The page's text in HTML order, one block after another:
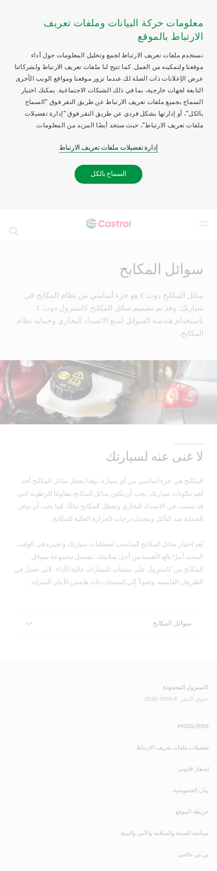
معلومات حركة البيانات وملفات تعريف
الارتباط بالموقع
نستخدم ملفات تعريف الارتباط لجمع وتحليل المعلومات حول أداء
موقعنا ولتمكينه من العمل. كما تتيح لنا ملفات تعريف الارتباط ولشركائنا
عرض الإعلانات ذات الصلة لك عندما تزور موقعنا ومواقع الويب الأخرى
التابعة لجهات خارجية، بما في ذلك الشبكات الاجتماعية. يمكنك اختيار
السماح بجميع ملفات تعريف الارتباط عن طريق النقر فوق "السماح
بالكل"، أو إدارتها بشكل فردي عن طريق النقر فوق "إدارة تفضيلات
ملفات تعريف الارتباط"، حيث ستجد أيضًا المزيد من المعلومات.
إدارة تفضيلات ملفات تعريف الارتباط
السماح بالكل
سوائل المكابح
سائل المكابح دوت ٤ هو جزء أساسي من نظام المكابح في
سيارتك. وقد تم تصميم سائل المكابح كاسترول دوت ٤
باستخدام هندسة السوائل لمنع الانسداد البخاري وحماية نظام
المكابح.
لا غنى عنه لسيارتك
المكابح هي جزء أساسي من أي سيارة، وهذا يجعل سائل المكابح أحد
أهم مكونات سيارتك. يجب أن يكون سائل المكابح مقاومًا للرطوبة التي
قد تتسبب في الانسداد البخاري وتعطل المكابح تباعًا، كما يجب أن يوفر
الحماية ضد التآكل ويتحمل درجات الحرارة العالية للمكابح.
يُعد اختيار سائل المكابح المناسب لمتطلبات سيارتك وتغييره في الوقت
المحدد أمرًا بالغ الأهمية من أجل سلامتك. تشتمل مجموعة سوائل
المكابح من كاسترول على منتجات للسيارات عالية الأداء، التي تعمل في
الظروف القاسية، وصولاً إلى المنتجات ذات هامش الأمان المتزايد.
سوائل المكابح
كاسترول المحدودة
حقوق النشر © 1999-2026
MSDS/PDS
تفضيلات ملفات تعريف الارتباط
إشعار قانوني
بيان الخصوصية
خريطة الموقع
سياسة الصحة والسلامة والأمن والبيئة
بي بي عالمي